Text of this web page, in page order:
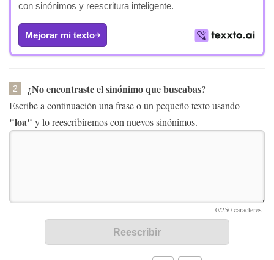
con sinónimos y reescritura inteligente.
Mejorar mi texto
2 ¿No encontraste el sinónimo que buscabas?
Escribe a continuación una frase o un pequeño texto usando
"loa" y lo reescribiremos con nuevos sinónimos.